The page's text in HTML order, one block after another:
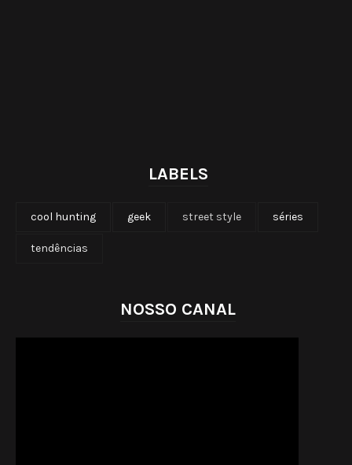
LABELS
cool hunting geek street style séries
tendências
NOSSO CANAL